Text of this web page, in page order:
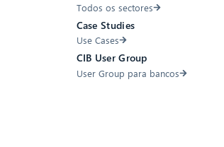
Todos os sectores
Case Studies
Use Cases
CIB User Group
User Group para bancos